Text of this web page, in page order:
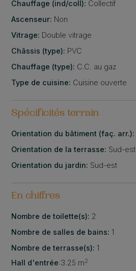
Chauffage (ind/coll): Collectif
Ascenseur: Non
Vitrage: Double vitrage
Châssis (type): PVC
Chauffage (type): C.C. au gaz
Type de cuisine: Cuisine ouverte
Spécificités terrain
Orientation du bâtiment (faç. arr.):
Orientation de la terrasse: Sud-est
Orientation du jardin: Sud-est
En chiffres
Nombre de toilette(s): 2
Nombre de salles de bains: 1
Nombre de terrasse(s): 1
Hall d'entrée:3.25 m2